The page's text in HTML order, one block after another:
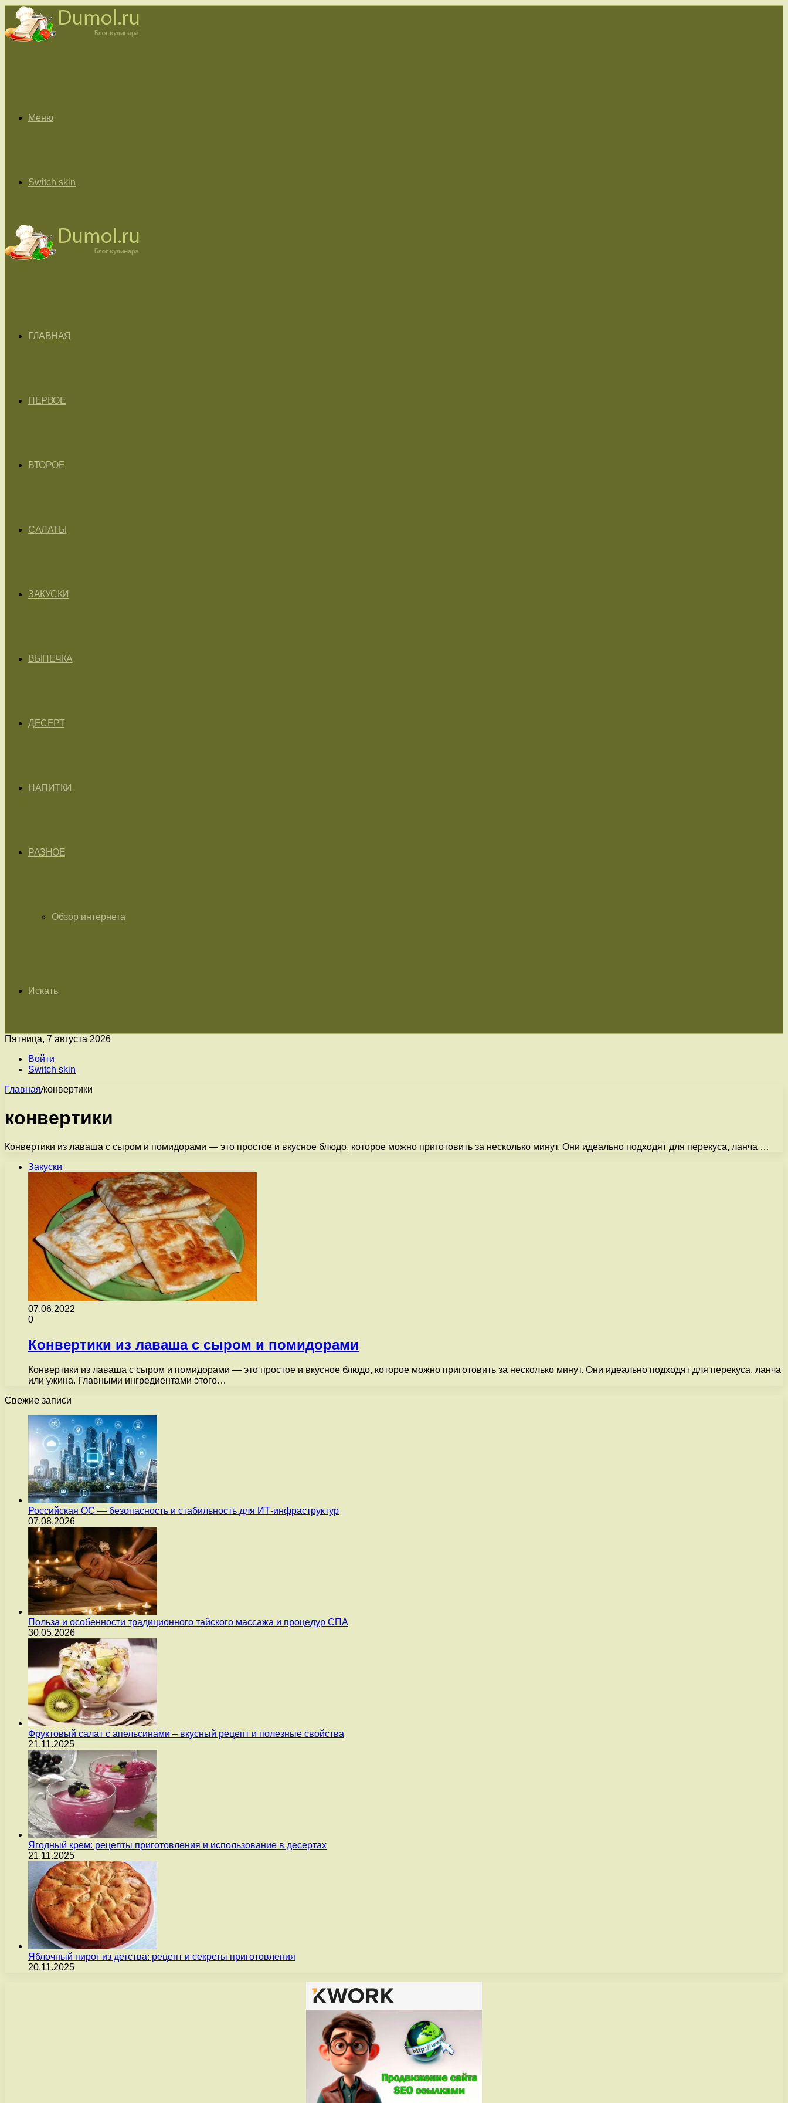
Меню
Switch skin
ГЛАВНАЯ
ПЕРВОЕ
ВТОРОЕ
САЛАТЫ
ЗАКУСКИ
ВЫПЕЧКА
ДЕСЕРТ
НАПИТКИ
РАЗНОЕ
Обзор интернета
Искать
Пятница, 7 августа 2026
Войти
Switch skin
Главная/конвертики
конвертики
Конвертики из лаваша с сыром и помидорами — это простое и вкусное блюдо, которое можно приготовить за несколько минут. Они идеально подходят для перекуса, ланча …
Закуски
07.06.2022
0
Конвертики из лаваша с сыром и помидорами
Конвертики из лаваша с сыром и помидорами — это простое и вкусное блюдо, которое можно приготовить за несколько минут. Они идеально подходят для перекуса, ланча
или ужина. Главными ингредиентами этого…
Свежие записи
Российская ОС — безопасность и стабильность для ИТ-инфраструктур
07.08.2026
Польза и особенности традиционного тайского массажа и процедур СПА
30.05.2026
Фруктовый салат с апельсинами – вкусный рецепт и полезные свойства
21.11.2025
Ягодный крем: рецепты приготовления и использование в десертах
21.11.2025
Яблочный пирог из детства: рецепт и секреты приготовления
20.11.2025